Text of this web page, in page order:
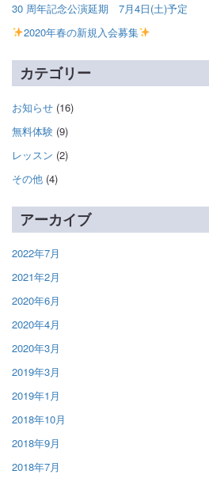
30 周年記念公演延期 7月4日(土)予定
2020年春の新規入会募集
カテゴリー
お知らせ (16)
無料体験 (9)
レッスン (2)
その他 (4)
アーカイブ
2022年7月
2021年2月
2020年6月
2020年4月
2020年3月
2019年3月
2019年1月
2018年10月
2018年9月
2018年7月